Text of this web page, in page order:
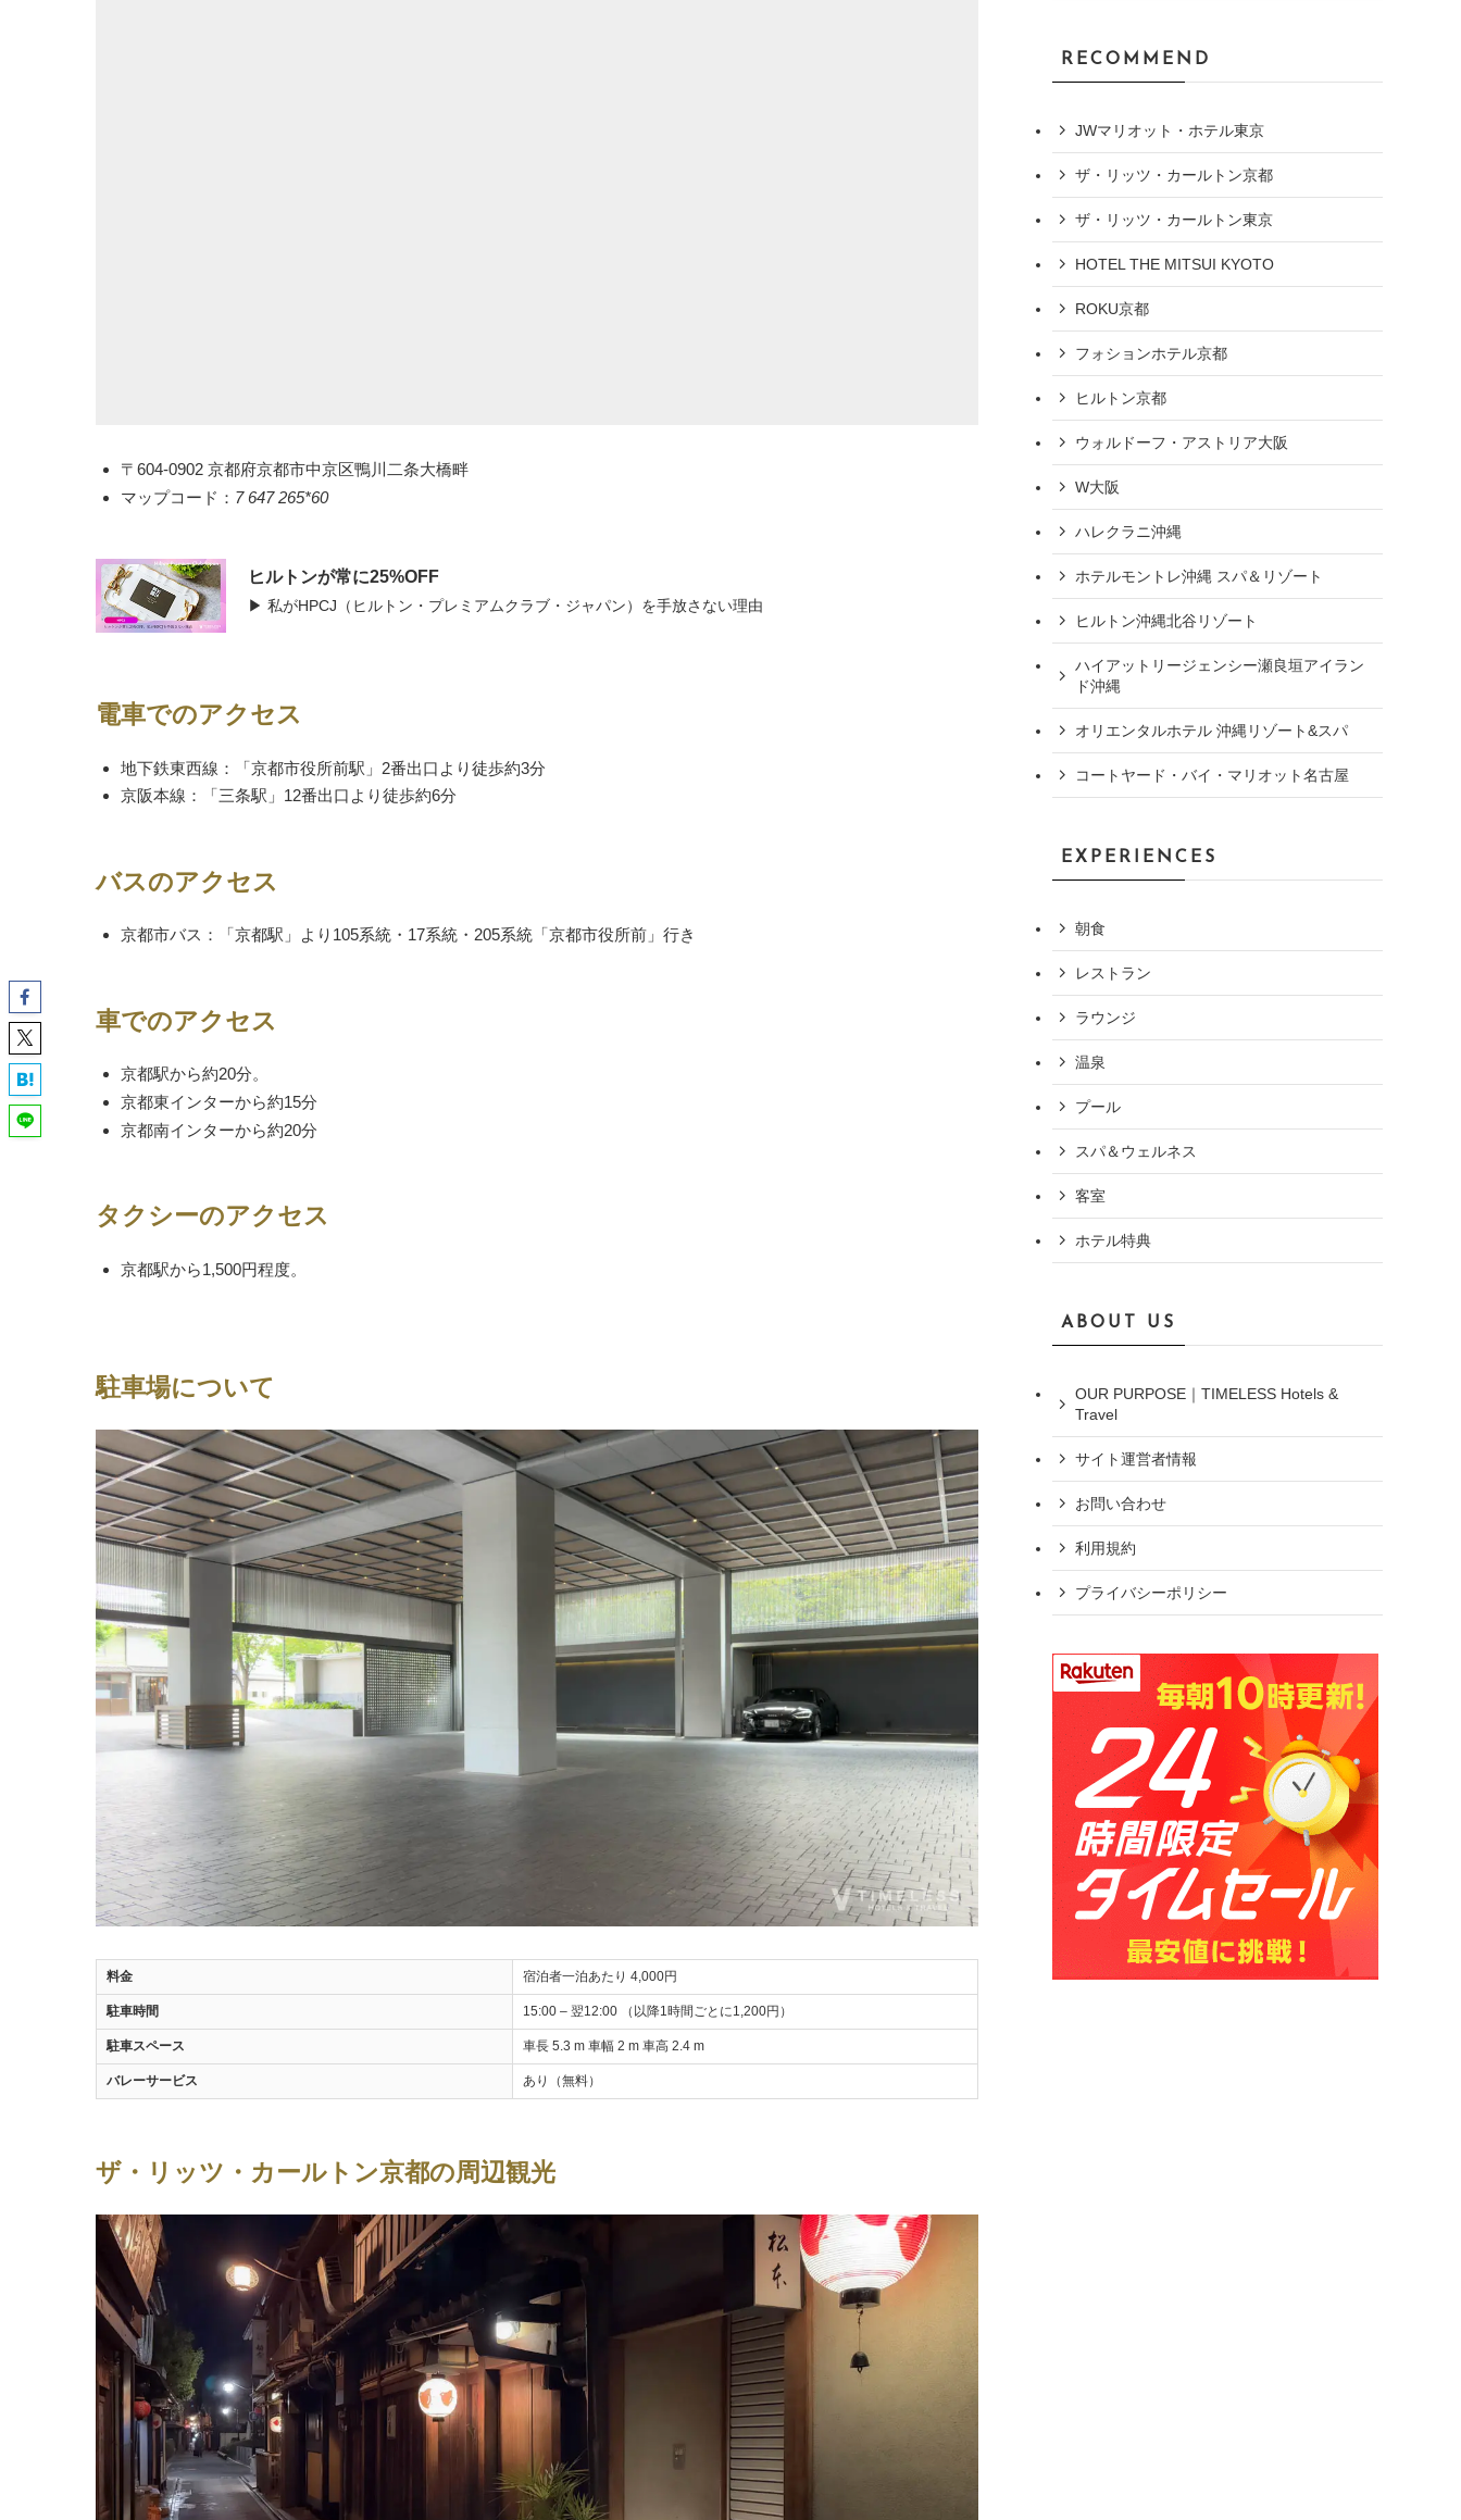
〒604-0902 京都府京都市中京区鴨川二条大橋畔​
マップコード： 7 647 265*60
ヒルトンが常に25%OFF
▶ 私がHPCJ（ヒルトン・プレミアムクラブ・ジャパン）を手放さない理由
電車でのアクセス
地下鉄東西線：「京都市役所前駅」2番出口より徒歩約3分
京阪本線：「三条駅」12番出口より徒歩約6分
バスのアクセス
京都市バス：「京都駅」より105系統・17系統・205系統「京都市役所前」行き
車でのアクセス
京都駅から約20分。
京都東インターから約15分
京都南インターから約20分
タクシーのアクセス
京都駅から1,500円程度。
駐車場について
料金 宿泊者一泊あたり 4,000円
駐車時間 15:00 – 翌12:00 （以降1時間ごとに1,200円）
駐車スペース 車長 5.3 m 車幅 2 m 車高 2.4 m
バレーサービス あり（無料）
ザ・リッツ・カールトン京都の周辺観光
RECOMMEND
JWマリオット・ホテル東京
ザ・リッツ・カールトン京都
ザ・リッツ・カールトン東京
HOTEL THE MITSUI KYOTO
ROKU京都
フォションホテル京都
ヒルトン京都
ウォルドーフ・アストリア大阪
W大阪
ハレクラニ沖縄
ホテルモントレ沖縄 スパ＆リゾート
ヒルトン沖縄北谷リゾート
ハイアットリージェンシー瀬良垣アイラン
ド沖縄
オリエンタルホテル 沖縄リゾート&スパ
コートヤード・バイ・マリオット名古屋
EXPERIENCES
朝食
レストラン
ラウンジ
温泉
プール
スパ＆ウェルネス
客室
ホテル特典
ABOUT US
OUR PURPOSE｜TIMELESS Hotels &
Travel
サイト運営者情報
お問い合わせ
利用規約
プライバシーポリシー